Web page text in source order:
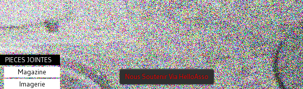
PIECES JOINTES
Magazine
Imagerie
Nous Soutenir Via HelloAsso